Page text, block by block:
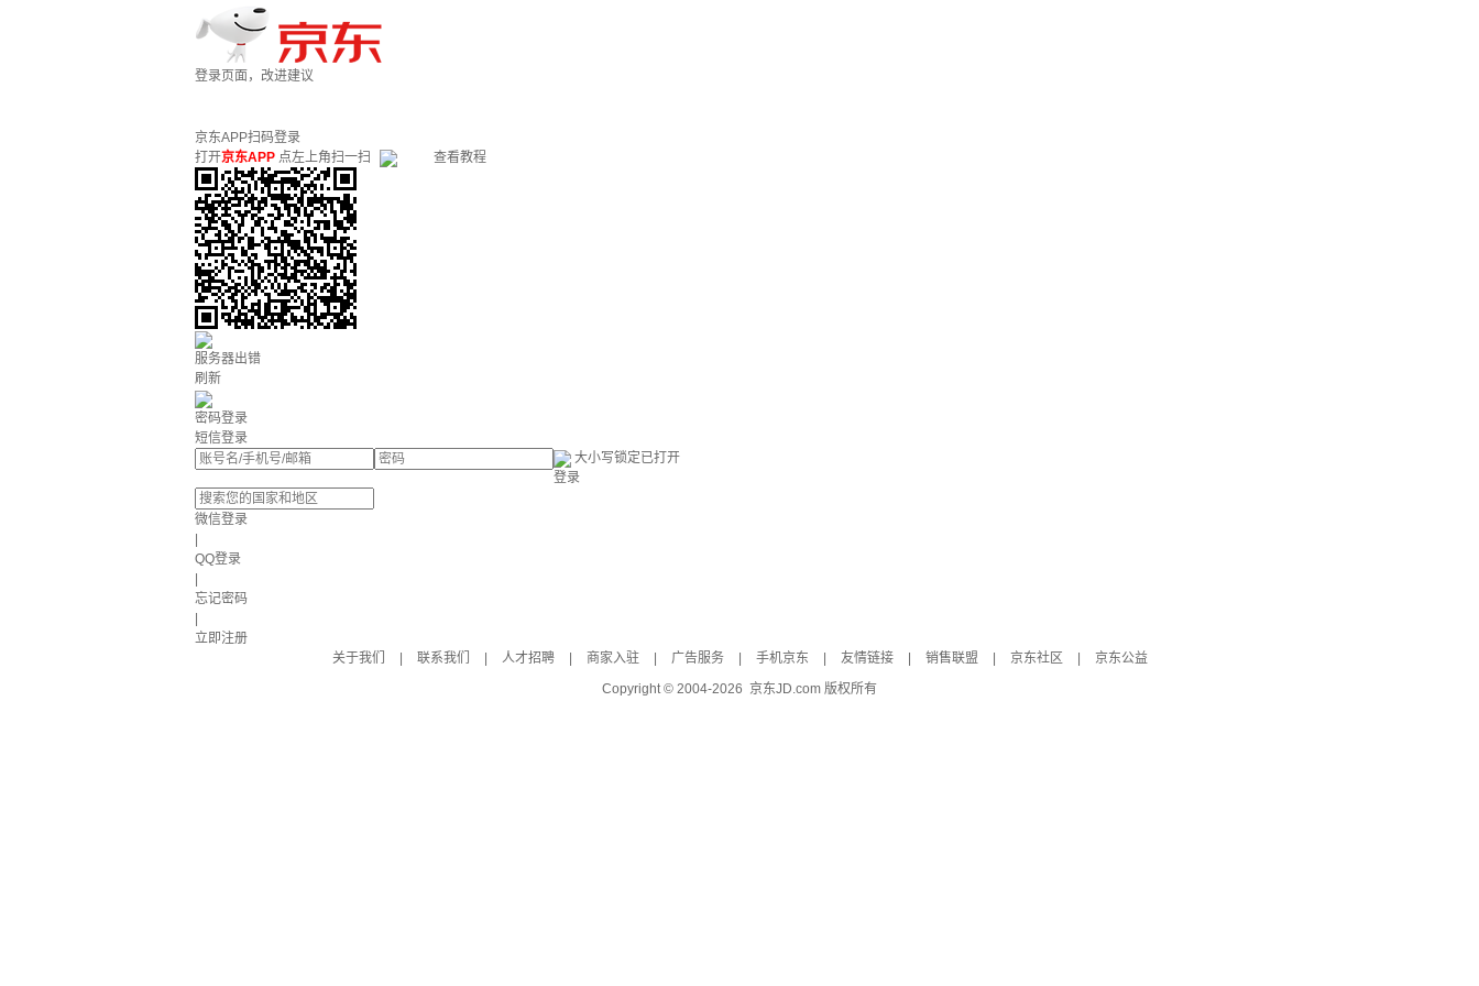
登录页面，改进建议
京东APP扫码登录
打开京东APP 点左上角扫一扫 查看教程
服务器出错
刷新
密码登录
短信登录
大小写锁定已打开
登录
微信登录
QQ登录
忘记密码
立即注册
关于我们
联系我们 人才招聘 商家入驻 广告服务 手机京东 友情链接 销售联盟 京东社区
京东公益
Copyright © 2004-2026 京东JD.com 版权所有